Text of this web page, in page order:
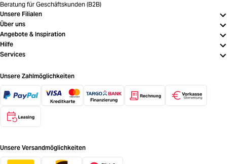
Beratung für Geschäftskunden (B2B)
Unsere Filialen
Über uns
Angebote & Inspiration
Hilfe
Services
Unsere Zahlmöglichkeiten
Unsere Versandmöglichkeiten